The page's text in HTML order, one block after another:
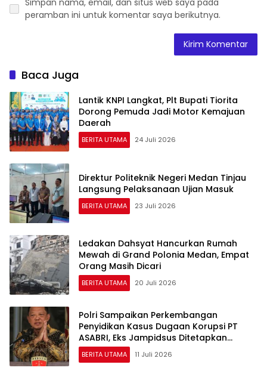
peramban ini untuk komentar saya berikutnya.
Baca Juga
Lantik KNPI Langkat, Plt Bupati Tiorita
Dorong Pemuda Jadi Motor Kemajuan
Daerah
BERITA UTAMA 24 Juli 2026
Direktur Politeknik Negeri Medan Tinjau
Langsung Pelaksanaan Ujian Masuk
BERITA UTAMA 23 Juli 2026
Ledakan Dahsyat Hancurkan Rumah
Mewah di Grand Polonia Medan, Empat
Orang Masih Dicari
BERITA UTAMA 20 Juli 2026
Polri Sampaikan Perkembangan
Penyidikan Kasus Dugaan Korupsi PT
ASABRI, Eks Jampidsus Ditetapkan
Tersangka
BERITA UTAMA 11 Juli 2026